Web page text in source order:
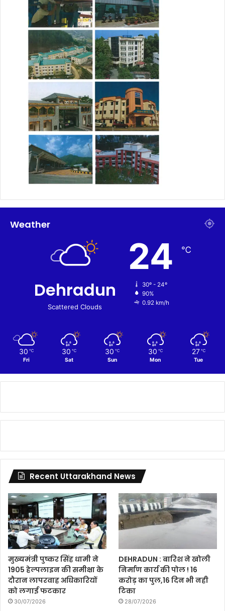
Weather
Dehradun
Scattered Clouds
24 ℃
30º - 24º
90%
0.92 km/h
30 ℃
Fri
30 ℃
Sat
30 ℃
Sun
30 ℃
Mon
27 ℃
Tue
Recent Uttarakhand News
मुख्यमंत्री पुष्कर सिंह धामी ने
1905 हेल्पलाइन की समीक्षा के
दौरान लापरवाह अधिकारियों
को लगाई फटकार
30/07/2026
DEHRADUN : बारिश ने खोली
निर्माण कार्य की पोल ! 16
करोड़ का पुल,16 दिन भी नही
टिका
28/07/2026